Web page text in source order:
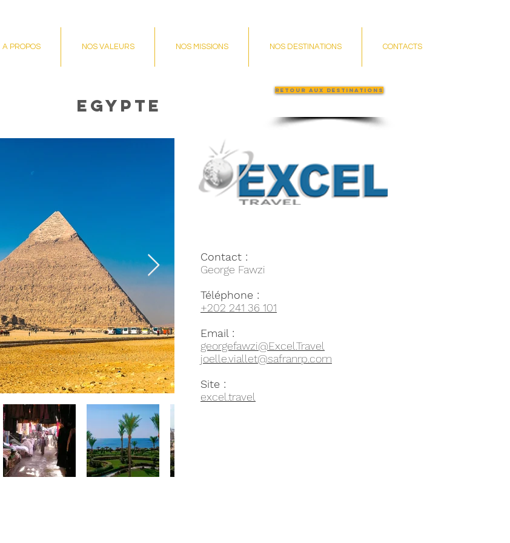
A PROPOS NOS VALEURS NOS MISSIONS NOS DESTINATIONS CONTACTS
Egypte
Retour aux destinations
Contact :
George Fawzi
Téléphone :
+202 241 36 101
Email :
georgefawzi@Excel.Travel
joelle.viallet@safranrp.com
Site :
excel.travel